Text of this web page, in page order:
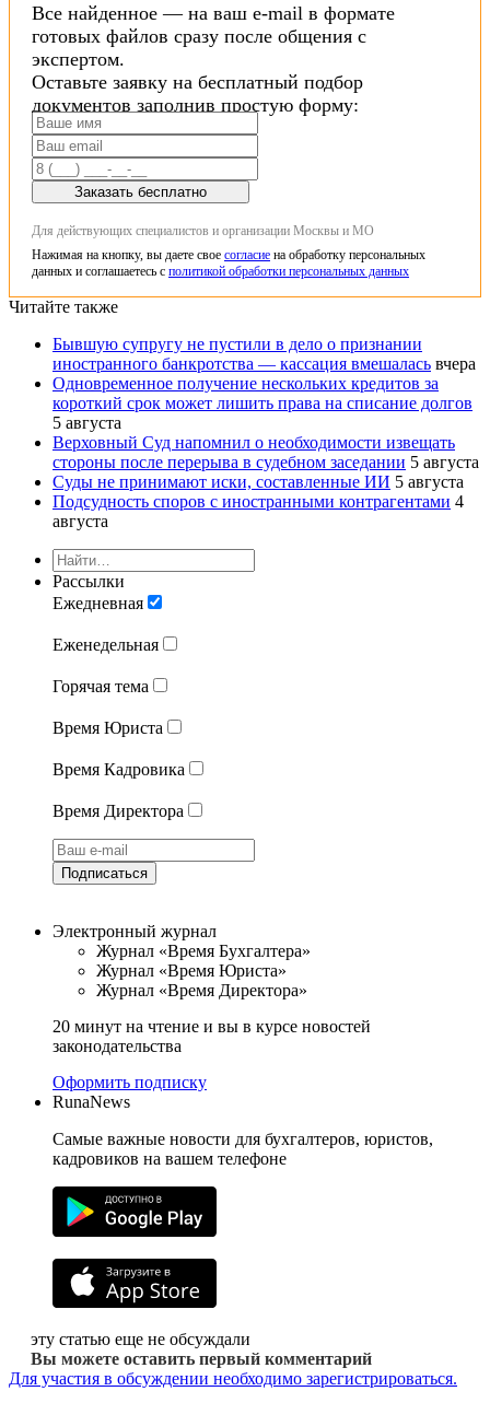
Все найденное — на ваш e-mail в формате
готовых файлов сразу после общения с
экспертом.
Оставьте заявку на бесплатный подбор
документов заполнив простую форму:
Заказать бесплатно
Для действующих специалистов и организации Москвы и МО
Нажимая на кнопку, вы даете свое согласие на обработку персональных
данных и соглашаетесь с политикой обработки персональных данных
Читайте также
Бывшую супругу не пустили в дело о признании
иностранного банкротства — кассация вмешалась вчера
Одновременное получение нескольких кредитов за
короткий срок может лишить права на списание долгов
5 августа
Верховный Суд напомнил о необходимости извещать
стороны после перерыва в судебном заседании 5 августа
Суды не принимают иски, составленные ИИ 5 августа
Подсудность споров с иностранными контрагентами 4
августа
Рассылки
Ежедневная
Еженедельная
Горячая тема
Время Юриста
Время Кадровика
Время Директора
Подписаться
Электронный журнал
Журнал «Время Бухгалтера»
Журнал «Время Юриста»
Журнал «Время Директора»
20 минут на чтение и вы в курсе новостей
законодательства
Оформить подписку
RunaNews
Самые важные новости для бухгалтеров, юристов,
кадровиков на вашем телефоне
эту статью еще не обсуждали
Вы можете оставить первый комментарий
Для участия в обсуждении необходимо зарегистрироваться.